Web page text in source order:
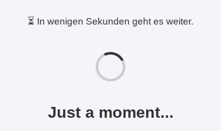
⏳ In wenigen Sekunden geht es weiter.
Just a moment...